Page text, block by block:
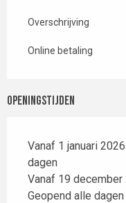
Overschrijving
Online betaling
Openingstijden
Vanaf 1 januari
dagen
Vanaf 19
Geopend alle dagen